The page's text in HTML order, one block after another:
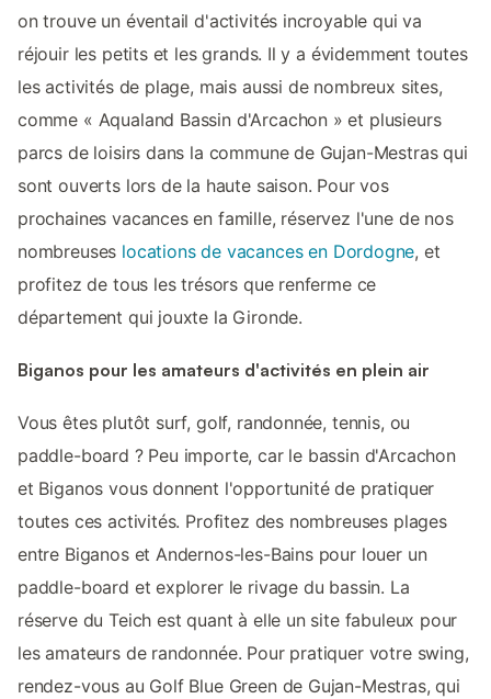
on trouve un éventail d'activités incroyable qui va
réjouir les petits et les grands. Il y a évidemment toutes
les activités de plage, mais aussi de nombreux sites,
comme « Aqualand Bassin d'Arcachon » et plusieurs
parcs de loisirs dans la commune de Gujan-Mestras qui
sont ouverts lors de la haute saison. Pour vos
prochaines vacances en famille, réservez l'une de nos
nombreuses locations de vacances en Dordogne, et
profitez de tous les trésors que renferme ce
département qui jouxte la Gironde.
Biganos pour les amateurs d'activités en plein air
Vous êtes plutôt surf, golf, randonnée, tennis, ou
paddle-board ? Peu importe, car le bassin d'Arcachon
et Biganos vous donnent l'opportunité de pratiquer
toutes ces activités. Profitez des nombreuses plages
entre Biganos et Andernos-les-Bains pour louer un
paddle-board et explorer le rivage du bassin. La
réserve du Teich est quant à elle un site fabuleux pour
les amateurs de randonnée. Pour pratiquer votre swing,
rendez-vous au Golf Blue Green de Gujan-Mestras, qui